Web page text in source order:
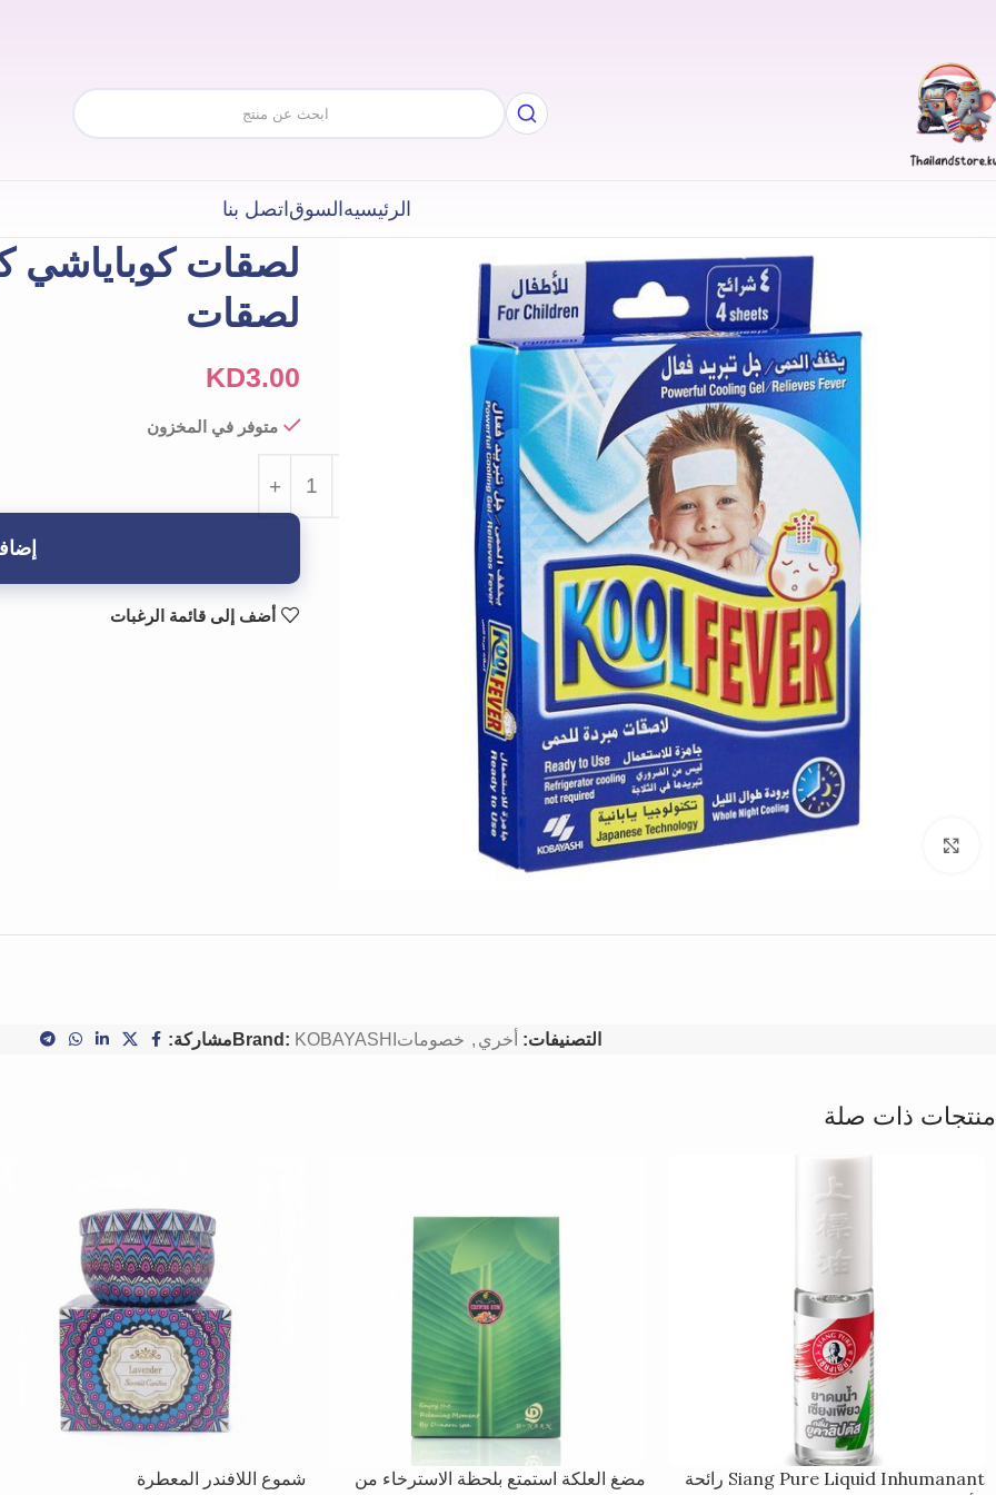
الرئيسيهالسوقاتصل بنا
لصقات
KD3.00
متوفر في المخزون
أضف إلى قائمة الرغبات
التصنيفات: أخري , خصومات Brand: KOBAYASHI مشاركة:
منتجات ذات صلة
Siang Pure Liquid Inhumanant رائحة
مضغ العلكة استمتع بلحظة الاسترخاء من
شموع اللافندر المعطرة